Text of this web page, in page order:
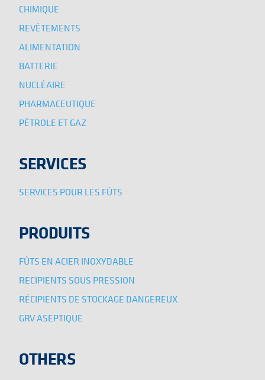
CHIMIQUE
REVÊTEMENTS
ALIMENTATION
BATTERIE
NUCLÉAIRE
PHARMACEUTIQUE
PÉTROLE ET GAZ
SERVICES
SERVICES POUR LES FÛTS
PRODUITS
FÛTS EN ACIER INOXYDABLE
RECIPIENTS SOUS PRESSION
RÉCIPIENTS DE STOCKAGE DANGEREUX
GRV ASEPTIQUE
OTHERS